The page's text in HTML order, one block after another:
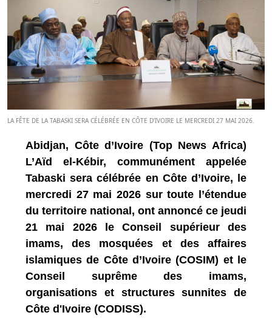
LA FÊTE DE LA TABASKI SERA CÉLÉBRÉE EN CÔTE D’IVOIRE LE MERCREDI 27 MAI 2026.
Abidjan, Côte d’Ivoire (Top News Africa)
L’Aïd el-Kébir, communément appelée
Tabaski sera célébrée en Côte d’Ivoire, le
mercredi 27 mai 2026 sur toute l’étendue
du territoire national, ont annoncé ce jeudi
21 mai 2026 le Conseil supérieur des
imams, des mosquées et des affaires
islamiques de Côte d’Ivoire (COSIM) et le
Conseil suprême des imams,
organisations et structures sunnites de
Côte d'Ivoire (CODISS).